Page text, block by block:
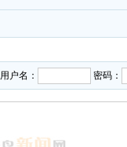
用户名： 密码：